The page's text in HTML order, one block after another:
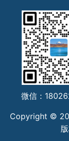
微信：
Copyright ©